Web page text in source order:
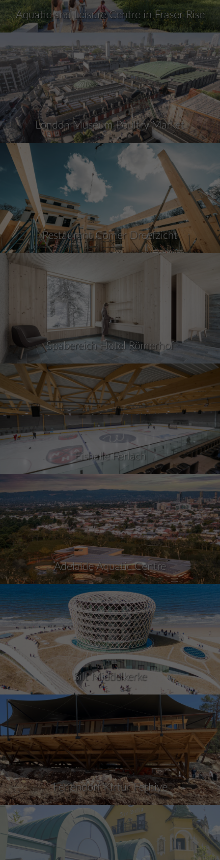
Aquatic and Leisure Centre in Fraser Rise
London Museum Poultry Market
Restaurant Comer Dreefzicht
Spabereich Hotel Römerhof
Eishalle Ferlach
Adelaide Aquatic Centre
Silt Middelkerke
Feriendorf Kirtur Fethiye